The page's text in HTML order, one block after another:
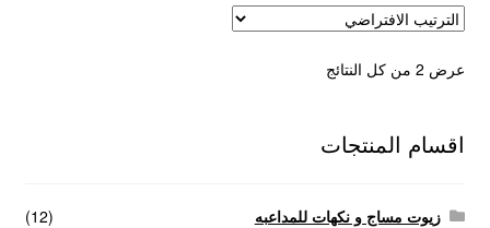
عرض ⁦2⁩ من كل النتائج
اقسام المنتجات
زيوت مساج و نكهات للمداعبه
(12)